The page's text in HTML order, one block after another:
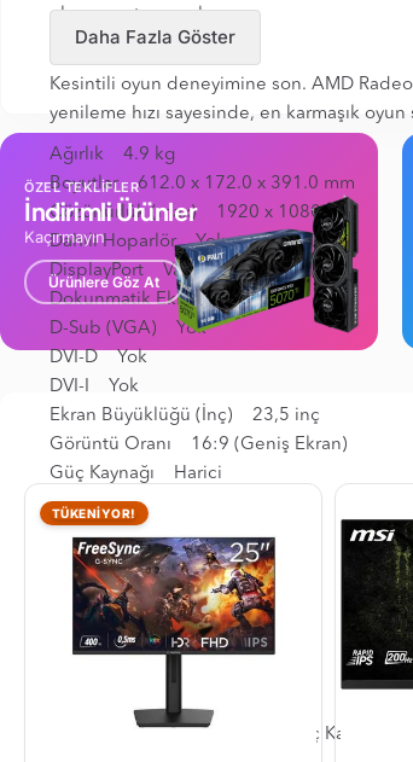
ekranın ortasına alır.
Kesintili oyun deneyimine son. AMD
yenileme hızı sayesinde, en karmaşık
Ağırlık 4.9 kg
Boyutlar 612.0 x 172.0 x 391.0 mm
Çözünürlük (max) 1920 x 1080
Dahili Hoparlör Yok
DisplayPort Var
Dokunmatik Ekran Yok
D-Sub (VGA) Yok
DVI-D Yok
DVI-I Yok
Ekran Büyüklüğü (İnç) 23,5 inç
Görüntü Oranı 16:9 (Geniş Ekran)
Güç Kaynağı Harici
Güç Tüketimi 35 W
HDCP Yok
HDMI 2
HDR Yok
Kamera Yok
Kavisli Yüzey Var
Kullanım Amacı Oyun
Kutu İçeriği Hdmi Kablo + Güç Kablosu
Daha Fazla Göster
ÖZEL TEKLİFLER
İndirimli Ürünler
Kaçırmayın
Ürünlere Göz At
TÜKENİYOR!